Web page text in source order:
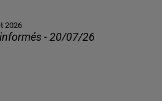
2026
- 20/07/26